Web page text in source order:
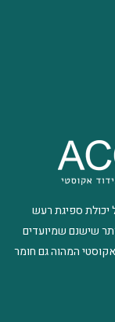
יכולת ספיגת רעש
שישנם שמיועדים
המהוה גם חומר